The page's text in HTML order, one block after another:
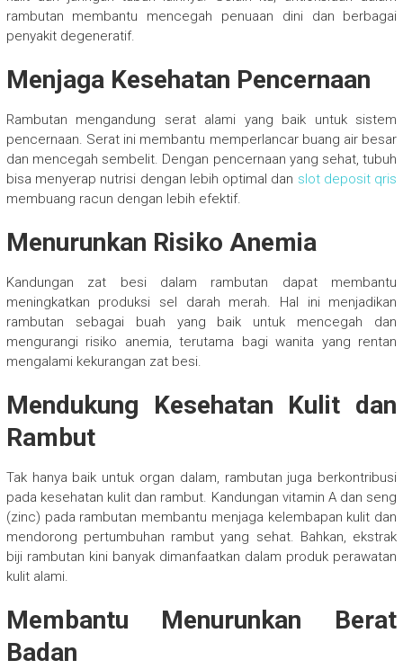
rambutan membantu mencegah penuaan dini dan berbagai
penyakit degeneratif.
Menjaga Kesehatan Pencernaan
Rambutan mengandung serat alami yang baik untuk sistem
pencernaan. Serat ini membantu memperlancar buang air besar
dan mencegah sembelit. Dengan pencernaan yang sehat, tubuh
bisa menyerap nutrisi dengan lebih optimal dan slot deposit qris
membuang racun dengan lebih efektif.
Menurunkan Risiko Anemia
Kandungan zat besi dalam rambutan dapat membantu
meningkatkan produksi sel darah merah. Hal ini menjadikan
rambutan sebagai buah yang baik untuk mencegah dan
mengurangi risiko anemia, terutama bagi wanita yang rentan
mengalami kekurangan zat besi.
Mendukung Kesehatan Kulit dan
Rambut
Tak hanya baik untuk organ dalam, rambutan juga berkontribusi
pada kesehatan kulit dan rambut. Kandungan vitamin A dan seng
(zinc) pada rambutan membantu menjaga kelembapan kulit dan
mendorong pertumbuhan rambut yang sehat. Bahkan, ekstrak
biji rambutan kini banyak dimanfaatkan dalam produk perawatan
kulit alami.
Membantu Menurunkan Berat
Badan